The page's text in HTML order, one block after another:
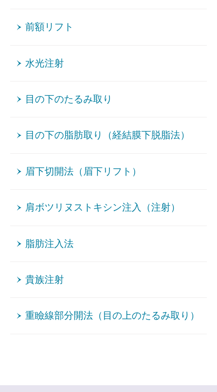
前額リフト
水光注射
目の下のたるみ取り
目の下の脂肪取り（経結膜下脱脂法）
眉下切開法（眉下リフト）
肩ボツリヌストキシン注入（注射）
脂肪注入法
貴族注射
重瞼線部分開法（目の上のたるみ取り）